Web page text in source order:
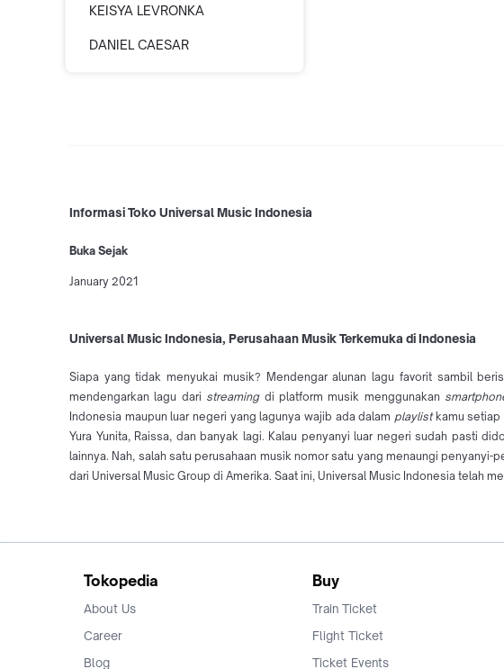
KEISYA LEVRONKA
DANIEL CAESAR
Informasi Toko Universal Music Indonesia
Buka Sejak
January 2021
Universal Music Indonesia, Perusahaan Musik Terkemuka di Indonesia
Siapa yang tidak menyukai musik? Mendengar alunan lagu favorit sambil
mendengarkan lagu dari streamingdi platform musik menggunakan
Indonesia maupun luar negeri yang lagunya wajib ada dalam playlistkamu setiap
Yura Yunita, Raissa, dan banyak lagi. Kalau penyanyi luar negeri sudah pasti
lainnya. Nah, salah satu perusahaan musik nomor satu yang menaungi
dari Universal Music Group di Amerika. Saat ini, Universal Music Indonesia telah
Tokopedia
About Us
Career
Blog
Buy
Train Ticket
Flight Ticket
Ticket Events